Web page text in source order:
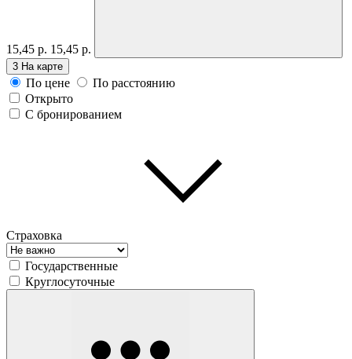
15,45 р. 15,45 р.
3 На карте
По цене
По расстоянию
Открыто
С бронированием
Страховка
Государственные
Круглосуточные